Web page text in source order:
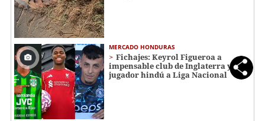
MERCADO HONDURAS
Fichajes: Keyrol Figueroa a
impensable club de Inglaterra y
jugador hindú a Liga Nacional